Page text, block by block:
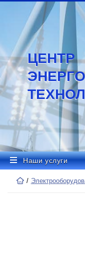
ЦЕНТР
Наши услуги